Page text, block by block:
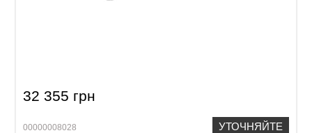
32 355 грн
00000008028 УТОЧНЯЙТЕ